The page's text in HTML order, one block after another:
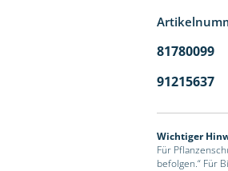
81780099
91215637
Wichtiger
Für
befolgen.“ Für